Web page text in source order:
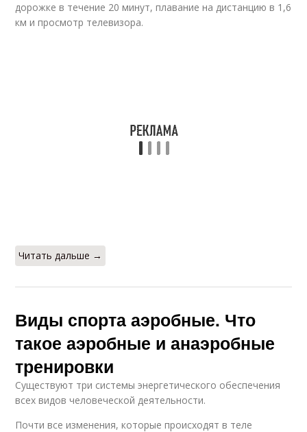
дорожке в течение 20 минут, плавание на дистанцию в 1,6
км и просмотр телевизора.
Читать дальше →
Виды спорта аэробные. Что
такое аэробные и анаэробные
тренировки
Существуют три системы энергетического обеспечения
всех видов человеческой деятельности.
Почти все изменения, которые происходят в теле